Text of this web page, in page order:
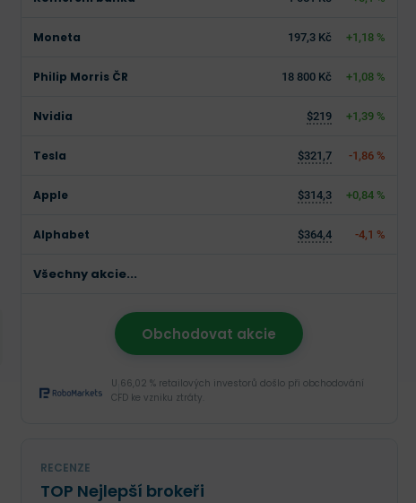
Moneta 197,3 Kč +1,18 %
Philip Morris ČR 18 800 Kč +1,08 %
Nvidia $219 +1,39 %
Tesla $321,7 -1,86 %
Apple $314,3 +0,84 %
Alphabet $364,4 -4,1 %
Všechny akcie...
Obchodovat akcie
U 66,02 % retailových investorů došlo při obchodování
CFD ke vzniku ztráty.
RECENZE
TOP Nejlepší brokeři